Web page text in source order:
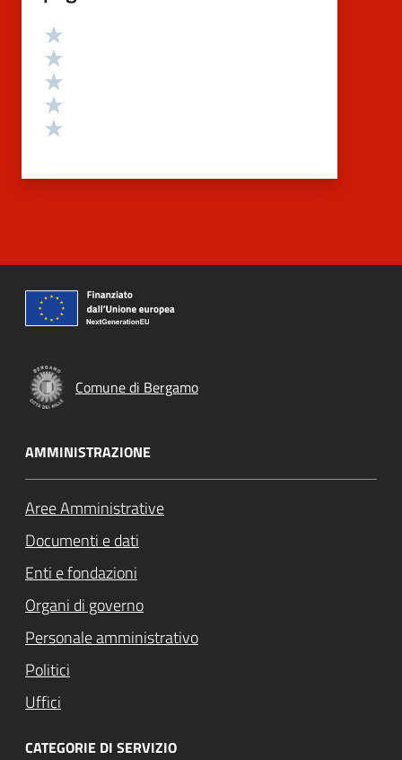
Valutazione
Comune di Bergamo
AMMINISTRAZIONE
Aree Amministrative
Documenti e dati
Enti e fondazioni
Organi di governo
Personale amministrativo
Politici
Uffici
CATEGORIE DI SERVIZIO